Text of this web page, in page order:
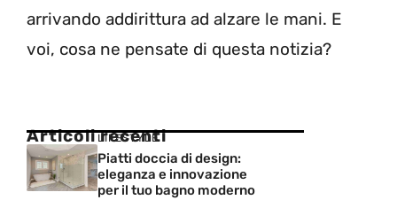
arrivando addirittura ad alzare le mani. E
voi, cosa ne pensate di questa notizia?
Articoli recenti
LIFESTYLE
Piatti doccia di design:
eleganza e innovazione
per il tuo bagno moderno